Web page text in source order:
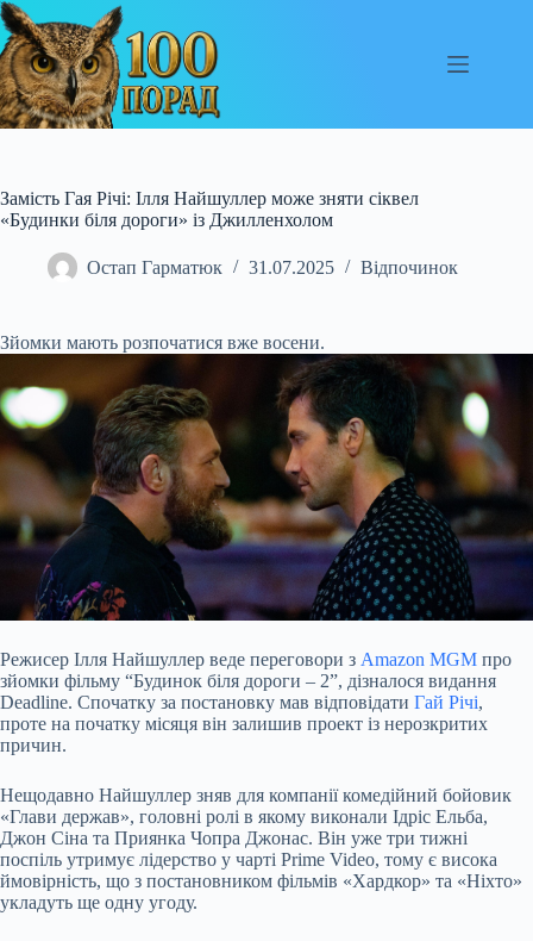
Перейти
до
вмісту
Замість Гая Річі: Ілля Найшуллер може зняти сіквел
«Будинки біля дороги» із Джилленхолом
Остап Гарматюк 31.07.2025 Відпочинок
Зйомки мають розпочатися вже восени.
Режисер Ілля Найшуллер веде переговори з Amazon MGM про
зйомки фільму “Будинок біля дороги – 2”, дізналося видання
Deadline. Спочатку за постановку мав відповідати Гай Річі,
проте на початку місяця він залишив проект із нерозкритих
причин.
Нещодавно Найшуллер зняв для компанії комедійний бойовик
«Глави держав», головні ролі в якому виконали Ідріс Ельба,
Джон Сіна та Приянка Чопра Джонас. Він уже три тижні
поспіль утримує лідерство у чарті Prime Video, тому є висока
ймовірність, що з постановником фільмів «Хардкор» та «Ніхто»
укладуть ще одну угоду.